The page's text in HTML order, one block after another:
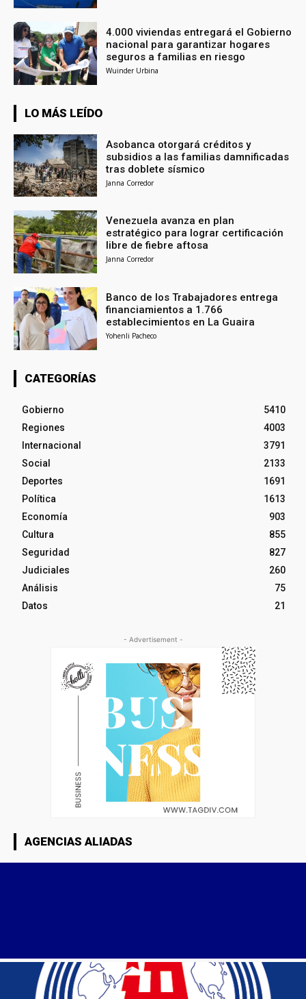
4.000 viviendas entregará el Gobierno
nacional para garantizar hogares
seguros a familias en riesgo
Wuinder Urbina
LO MÁS LEÍDO
Asobanca otorgará créditos y
subsidios a las familias damnificadas
tras doblete sísmico
Janna Corredor
Venezuela avanza en plan
estratégico para lograr certificación
libre de fiebre aftosa
Janna Corredor
Banco de los Trabajadores entrega
financiamientos a 1.766
establecimientos en La Guaira
Yohenli Pacheco
CATEGORÍAS
Gobierno
5410
Regiones
4003
Internacional
3791
Social
2133
Deportes
1691
Política
1613
Economía
903
Cultura
855
Seguridad
827
Judiciales
260
Análisis
75
Datos
21
- Advertisement -
AGENCIAS ALIADAS